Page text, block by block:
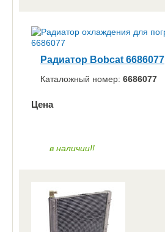
Радиатор Bobcat 6686077
Каталожный номер: 6686077
Цена
в наличии!!